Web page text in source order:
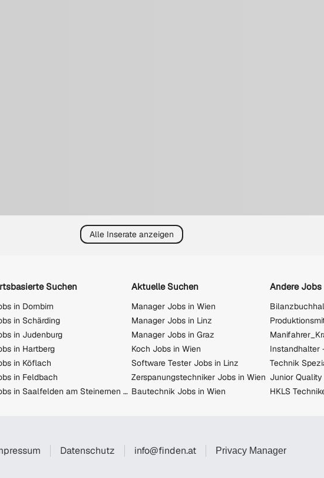
Alle Inserate anzeigen
Suchen
in Dornbirn
in Schärding
in Judenburg
in Hartberg
in Köflach
in Feldbach
Jobs in Saalfelden am Steinernen Meer
Aktuelle Suchen
Manager Jobs in Wien
Manager Jobs in Linz
Manager Jobs in Graz
Koch Jobs in Wien
Software Tester Jobs in Linz
Zerspanungstechniker Jobs in Wien
Bautechnik Jobs in Wien
Andere Jobs
Technik
HKLS
Datenschutz info@finden.at Privacy Manager